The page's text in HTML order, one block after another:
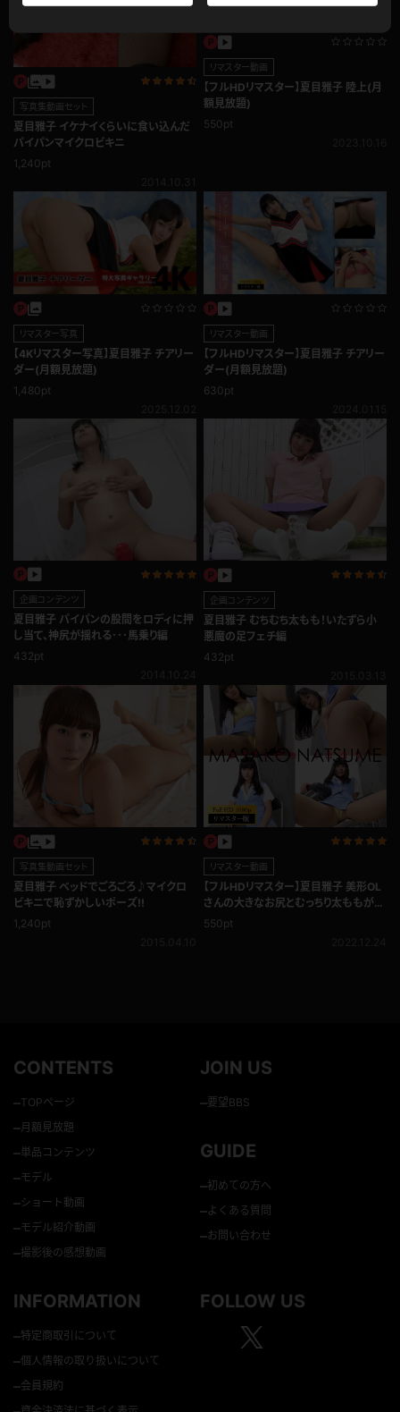
写真集動画セット
夏目雅子 イケナイくらいに食い込んだ
パイパンマイクロビキニ
1,240pt
リマスター動画
【フルHDリマスター】夏目雅子 陸上(月
額見放題)
550pt
リマスター写真
【4Kリマスター写真】夏目雅子 チアリー
ダー(月額見放題)
1,480pt
リマスター動画
【フルHDリマスター】夏目雅子 チアリー
ダー(月額見放題)
630pt
企画コンテンツ
夏目雅子 パイパンの股間をロディに押
し当て、神尻が揺れる･･･馬乗り編
432pt
企画コンテンツ
夏目雅子 むちむち太もも！いたずら小
悪魔の足フェチ編
432pt
写真集動画セット
夏目雅子 ベッドでごろごろ♪マイクロ
ビキニで恥ずかしいポーズ!!
1,240pt
リマスター動画
【フルHDリマスター】夏目雅子 美形OL
さんの大きなお尻とむっちり太ももがす
ごすぎる･･･
550pt
CONTENTS
–TOPページ
– 月額見放題
–単品コンテンツ
–モデル
–ショート動画
–モデル紹介動画
–撮影後の感想動画
JOIN US
–要望BBS
GUIDE
–初めての方へ
–よくある質問
–お問い合わせ
INFORMATION
–特定商取引について
–個人情報の取り扱いについて
–会員規約
FOLLOW US